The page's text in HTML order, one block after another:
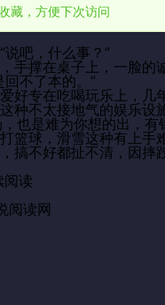
藏，方便下次访问
吧，什么事？”
手撑在桌子上，一脸的
不了本的。”
好专在吃喝玩乐上，
种不太接地气的娱乐
也是难为你想的出，
篮球，滑雪这种有上
搞不好都扯不清，因
阅读
阅读网